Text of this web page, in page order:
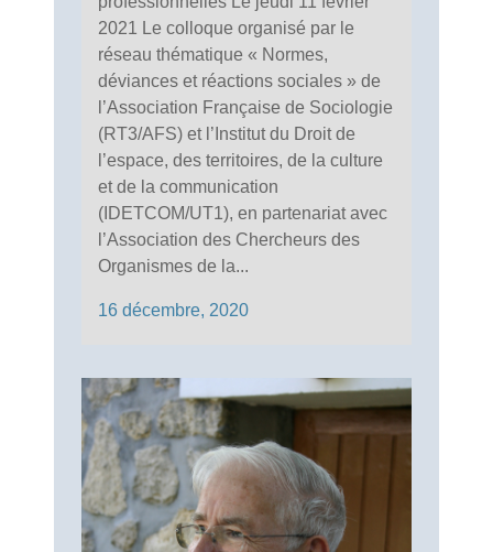
2021 Le colloque organisé par le
réseau thématique « Normes,
déviances et réactions sociales » de
l’Association Française de Sociologie
(RT3/AFS) et l’Institut du Droit de
l’espace, des territoires, de la culture
et de la communication
(IDETCOM/UT1), en partenariat avec
l’Association des Chercheurs des
Organismes de la...
16 décembre, 2020